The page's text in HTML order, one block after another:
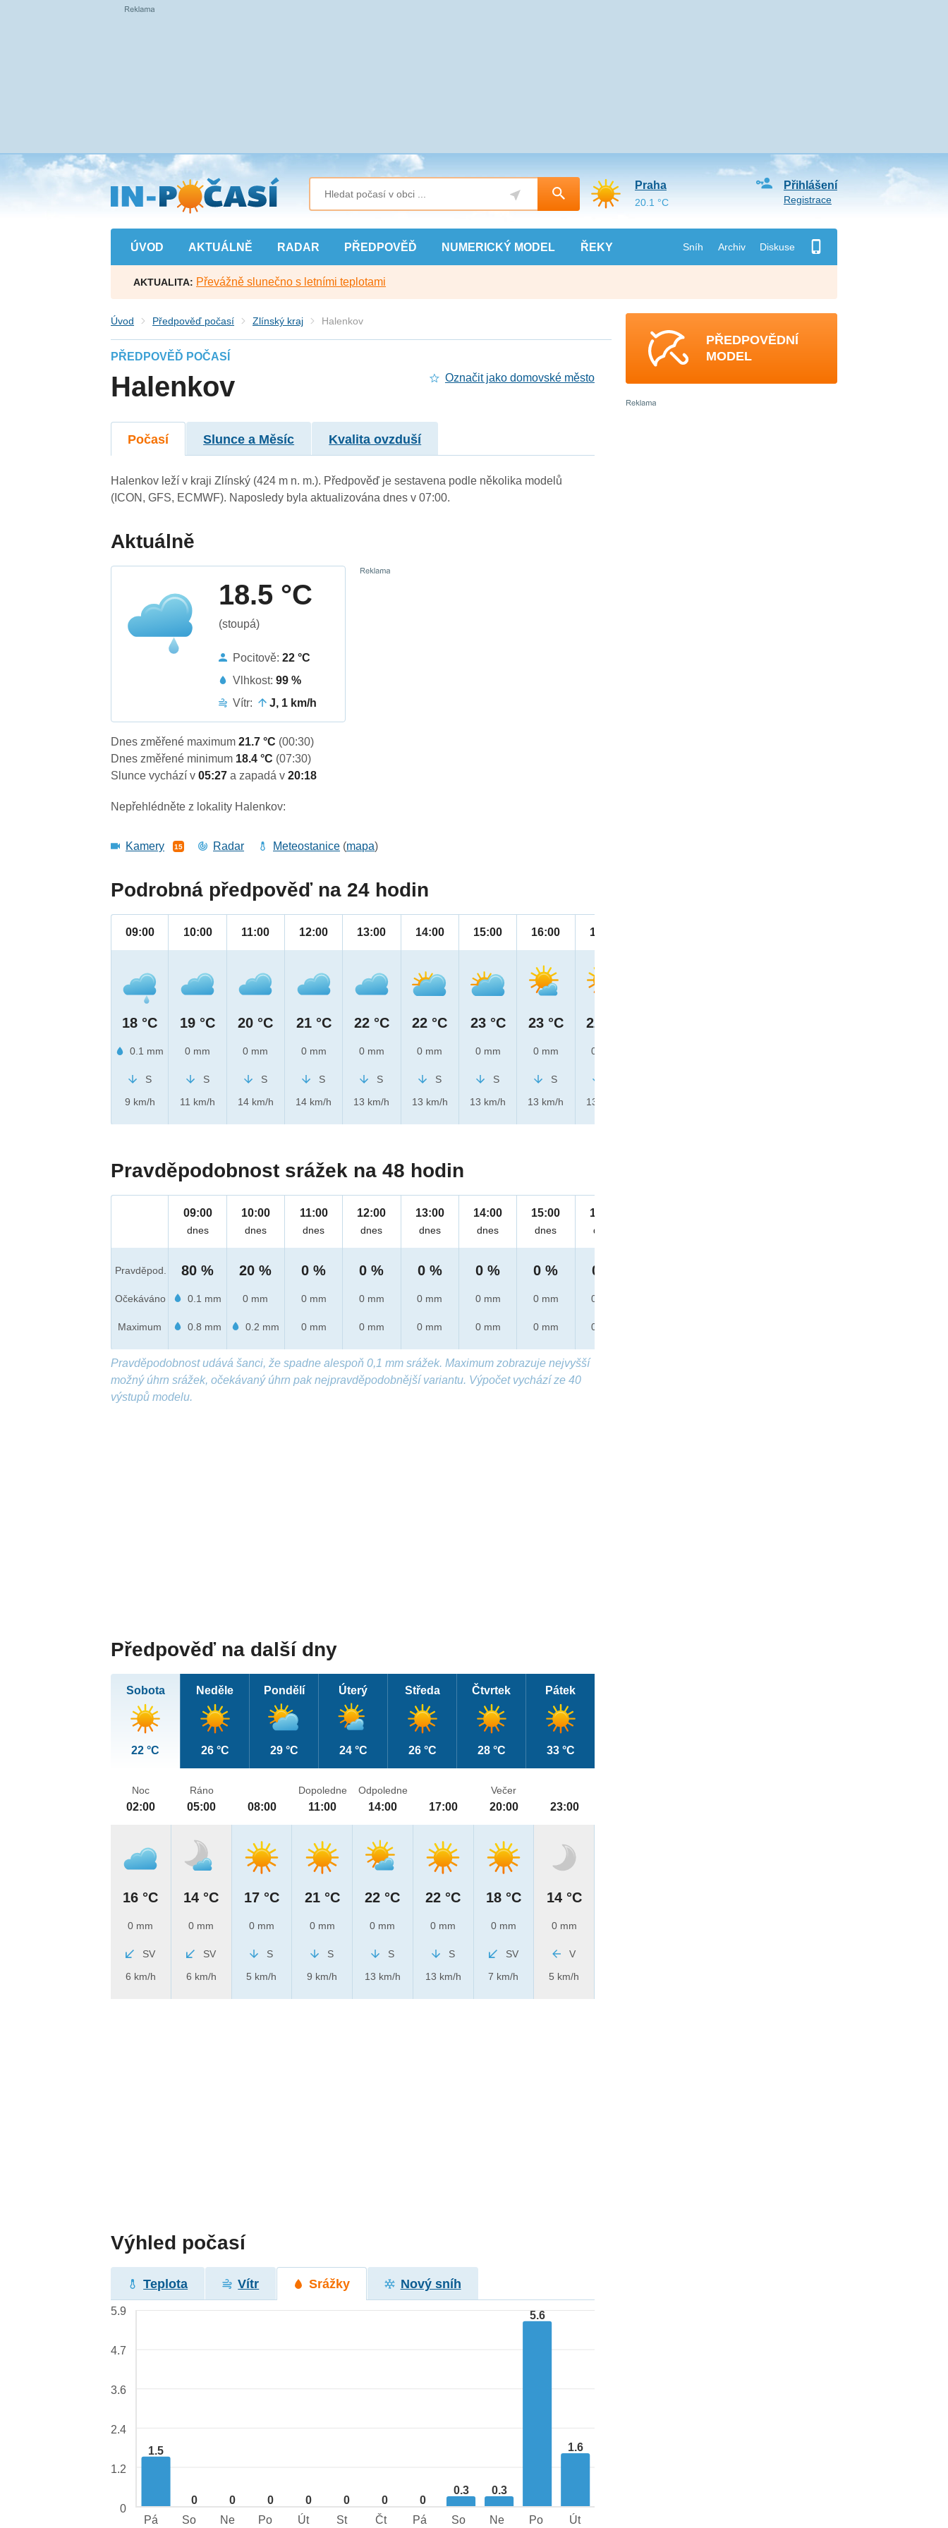
Přejít
na
hlavní
obsah
ÚVOD AKTUÁLNĚ RADAR PŘEDPOVĚĎ NUMERICKÝ MODEL ŘEKY Sníh Archiv Diskuse
Přihlášení
Registrace
Praha
20.1 °C
AKTUALITA: Převážně slunečno s letními teplotami
Úvod Předpověď počasí Zlínský kraj Halenkov
PŘEDPOVĚĎ POČASÍ
Halenkov Označit jako domovské město
Počasí Slunce a Měsíc Kvalita ovzduší
Halenkov leží v kraji Zlínský (424 m n. m.). Předpověď je sestavena podle několika modelů
(ICON, GFS, ECMWF). Naposledy byla aktualizována dnes v 07:00.
Aktuálně
18.5 °C
(stoupá)
Pocitově:22 °C
Vlhkost:99 %
Vítr:
J, 1 km/h
Dnes změřené maximum21.7 °C (00:30)
Dnes změřené minimum 18.4 °C (07:30)
Slunce vychází v05:27a zapadá v20:18
Nepřehlédněte z lokality Halenkov:
Kamery 15 Radar Meteostanice (mapa)
Podrobná předpověď na 24 hodin
09:00
18 °C
0.1 mm
S
9 km/h
10:00
19 °C
0 mm
S
11 km/h
11:00
20 °C
0 mm
S
14 km/h
12:00
21 °C
0 mm
S
14 km/h
13:00
22 °C
0 mm
S
13 km/h
14:00
22 °C
0 mm
S
13 km/h
15:00
23 °C
0 mm
S
13 km/h
16:00
23 °C
0 mm
S
13 km/h
17:00
22 °C
0 mm
13 km/h
Pravděpodobnost srážek na 48 hodin
Pravděpod.
Očekáváno
Maximum
09:00
dnes
80 %
0.1 mm
0.8 mm
10:00
dnes
20 %
0 mm
0.2 mm
11:00
dnes
0 %
0 mm
0 mm
12:00
dnes
0 %
0 mm
0 mm
13:00
dnes
0 %
0 mm
0 mm
14:00
dnes
0 %
0 mm
0 mm
15:00
dnes
0 %
0 mm
0 mm
16:00
dnes
0 %
0 mm
0 mm
Pravděpodobnost udává šanci, že spadne alespoň 0,1 mm srážek. Maximum zobrazuje nejvyšší
možný úhrn srážek, očekávaný úhrn pak nejpravděpodobnější variantu. Výpočet vychází ze 40
výstupů modelu.
Předpověď na další dny
Sobota
22 °C
Neděle
26 °C
Pondělí
29 °C
Úterý
24 °C
Středa
26 °C
Čtvrtek
28 °C
Pátek
33 °C
Noc
02:00
16 °C
0 mm
SV
6 km/h
Ráno
05:00
14 °C
0 mm
SV
6 km/h
08:00
17 °C
0 mm
S
5 km/h
Dopoledne
11:00
21 °C
0 mm
S
9 km/h
Odpoledne
14:00
22 °C
0 mm
S
13 km/h
17:00
22 °C
0 mm
S
13 km/h
Večer
20:00
18 °C
0 mm
SV
7 km/h
23:00
14 °C
0 mm
V
5 km/h
Výhled počasí
Teplota Vítr Srážky Nový sníh
1.5
0 0 0 0 0 0 0
0.3 0.3
5.6
1.6
5.9
4.7
3.6
2.4
1.2
0
Pá
So Ne Po Út St Čt Pá So Ne Po Út
PŘEDPOVĚDNÍ
MODEL